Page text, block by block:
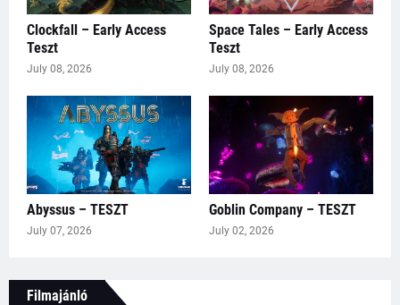
Clockfall – Early Access
Teszt
July 08, 2026
Space Tales – Early Access
Teszt
July 08, 2026
Abyssus – TESZT
July 07, 2026
Goblin Company – TESZT
July 02, 2026
Filmajánló